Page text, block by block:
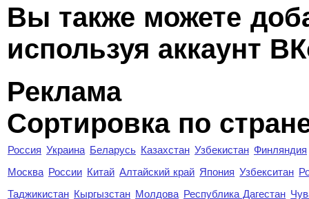
Вы также можете
используя аккаунт
Реклама
Сортировка по
Россия Украина Беларусь Казахстан Узбекистан Финляндия
Москва России Китай Алтайский край Япония Узбекситан
Таджикистан Кыргызстан Молдова Республика Дагестан